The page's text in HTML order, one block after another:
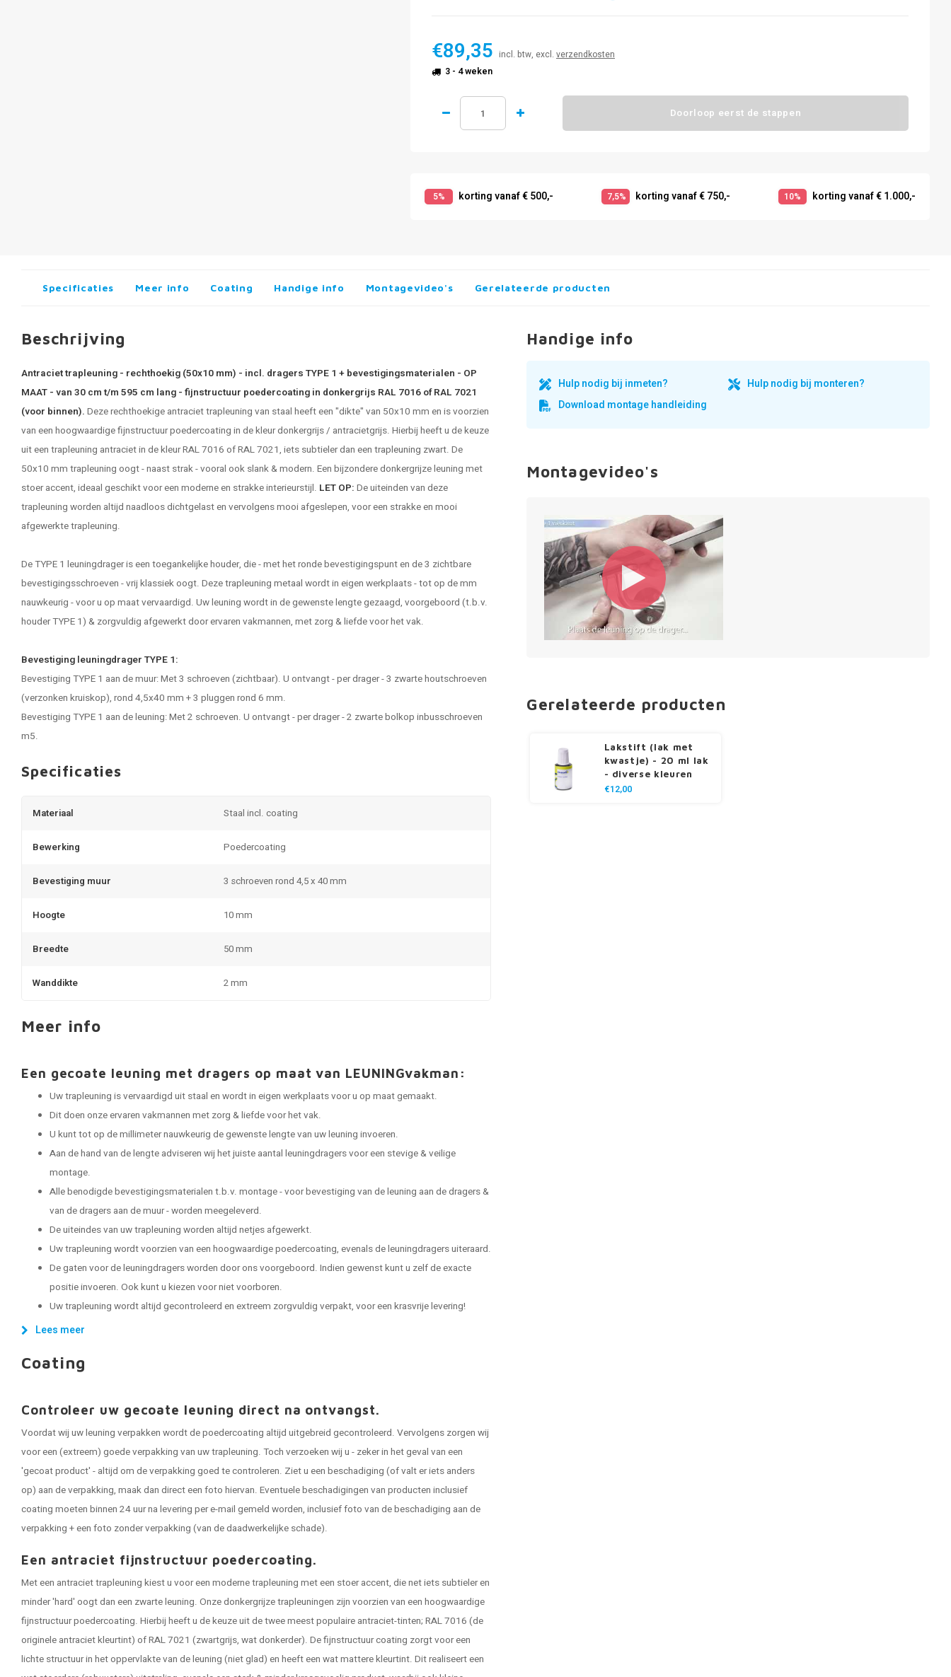
€89,35 incl. btw, excl. verzendkosten
3 - 4 weken
Doorloop eerst de stappen
5% korting vanaf € 500,- 7,5% korting vanaf € 750,- 10% korting vanaf € 1.000,-
Specificaties Meer info Coating Handige info Montagevideo's Gerelateerde producten
Beschrijving
Antraciet trapleuning - rechthoekig (50x10 mm) - incl. dragers TYPE 1 + bevestigingsmaterialen - OP
MAAT - van 30 cm t/m 595 cm lang - fijnstructuur poedercoating in donkergrijs RAL 7016 of RAL 7021
(voor binnen). Deze rechthoekige antraciet trapleuning van staal heeft een "dikte" van 50x10 mm en is voorzien
van een hoogwaardige fijnstructuur poedercoating in de kleur donkergrijs / antracietgrijs. Hierbij heeft u de keuze
uit een trapleuning antraciet in de kleur RAL 7016 of RAL 7021, iets subtieler dan een trapleuning zwart. De
50x10 mm trapleuning oogt - naast strak - vooral ook slank & modern. Een bijzondere donkergrijze leuning met
stoer accent, ideaal geschikt voor een moderne en strakke interieurstijl. LET OP: De uiteinden van deze
trapleuning worden altijd naadloos dichtgelast en vervolgens mooi afgeslepen, voor een strakke en mooi
afgewerkte trapleuning.
De TYPE 1 leuningdrager is een toegankelijke houder, die - met het ronde bevestigingspunt en de 3 zichtbare
bevestigingsschroeven - vrij klassiek oogt. Dezetrapleuning metaal wordt in eigen werkplaats - tot op de mm
nauwkeurig - voor u op maat vervaardigd. Uw leuning wordt in de gewenste lengte gezaagd, voorgeboord (t.b.v.
houder TYPE 1) & zorgvuldig afgewerkt door ervaren vakmannen, met zorg & liefde voor het vak.
Bevestiging leuningdrager TYPE 1:
Bevestiging TYPE 1 aan de muur: Met 3 schroeven (zichtbaar). U ontvangt - per drager - 3 zwarte houtschroeven
(verzonken kruiskop), rond 4,5x40 mm + 3 pluggen rond 6 mm.
Bevestiging TYPE 1 aan de leuning: Met 2 schroeven. U ontvangt - per drager - 2 zwarte bolkop inbusschroeven
m5.
Specificaties
Materiaal Staal incl. coating
Bewerking Poedercoating
Bevestiging muur 3 schroeven rond 4,5 x 40 mm
Hoogte 10 mm
Breedte 50 mm
Wanddikte 2 mm
Meer info
Een gecoate leuning met dragers op maat van LEUNINGvakman:
Uw trapleuning is vervaardigd uit staal en wordt in eigen werkplaats voor u op maat gemaakt.
Dit doen onze ervaren vakmannen met zorg & liefde voor het vak.
U kunt tot op de millimeter nauwkeurig de gewenste lengte van uw leuning invoeren.
Aan de hand van de lengte adviseren wij het juiste aantal leuningdragers voor een stevige & veilige
montage.
Alle benodigde bevestigingsmaterialen t.b.v. montage - voor bevestiging van de leuning aan de dragers &
van de dragers aan de muur - worden meegeleverd.
De uiteindes van uw trapleuning worden altijd netjes afgewerkt.
Uw trapleuning wordt voorzien van een hoogwaardige poedercoating, evenals de leuningdragers uiteraard.
De gaten voor de leuningdragers worden door ons voorgeboord. Indien gewenst kunt u zelf de exacte
positie invoeren. Ook kunt u kiezen voor niet voorboren.
Uw trapleuning wordt altijd gecontroleerd en extreem zorgvuldig verpakt, voor een krasvrije levering!
Lees meer
Coating
Controleer uw gecoate leuning direct na ontvangst.
Voordat wij uw leuning verpakken wordt de poedercoating altijd uitgebreid gecontroleerd. Vervolgens zorgen wij
voor een (extreem) goede verpakking van uw trapleuning. Toch verzoeken wij u - zeker in het geval van een
'gecoat product' - altijd om de verpakking goed te controleren. Ziet u een beschadiging (of valt er iets anders
op) aan de verpakking, maak dan direct een foto hiervan. Eventuele beschadigingen van producten inclusief
coating moeten binnen 24 uur na levering per e-mail gemeld worden, inclusief foto van de beschadiging aan de
verpakking + een foto zonder verpakking (van de daadwerkelijke schade).
Een antraciet fijnstructuur poedercoating.
Met een antraciet trapleuning kiest u voor een moderne trapleuning met een stoer accent, die net iets subtieler en
minder 'hard' oogt dan een zwarte leuning. Onze donkergrijze trapleuningen zijn voorzien van een hoogwaardige
fijnstructuur poedercoating. Hierbij heeft u de keuze uit de twee meest populaire antraciet-tinten; RAL 7016 (de
originele antraciet kleurtint) of RAL 7021 (zwartgrijs, wat donkerder). De fijnstructuur coating zorgt voor een
lichte structuur in het oppervlakte van de leuning (niet glad) en heeft een wat mattere kleurtint. Dit realiseert een
Handige info
Hulp nodig bij inmeten?
Hulp nodig bij monteren?
Download montage handleiding
Montagevideo's
Gerelateerde producten
Lakstift (lak met
kwastje) - 20 ml lak
- diverse kleuren
€12,00